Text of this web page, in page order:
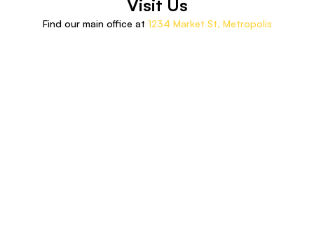
Visit Us
Find our main office at 1234 Market St, Metropolis